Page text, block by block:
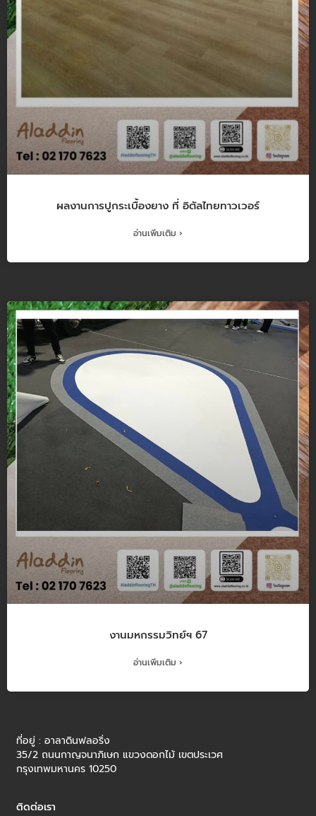
ผลงานการปูกระเบื้องยาง ที่ อิตัลไทยทาวเวอร์
อ่านเพิ่มเติม ›
งานมหกรรมวิทย์ฯ 67
อ่านเพิ่มเติม ›
ติดต่อเรา
ที่อยู่ : อาลาดินฟลอริ่ง
35/2 ถนนกาญจนาภิเษก แขวงดอกไม้ เขตประเวศ
กรุงเทพมหานคร 10250